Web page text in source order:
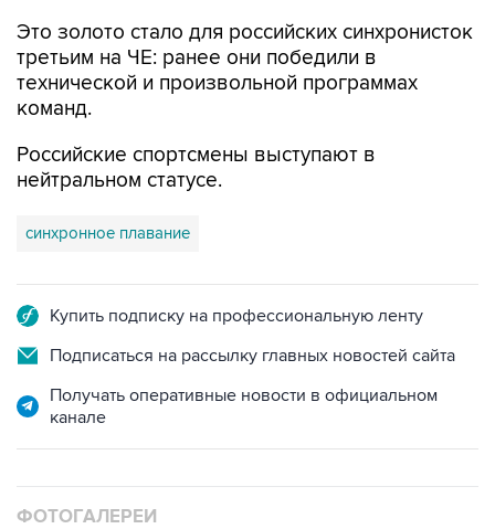
Это золото стало для российских синхронисток
третьим на ЧЕ: ранее они победили в
технической и произвольной программах
команд.
Российские спортсмены выступают в
нейтральном статусе.
синхронное плавание
Купить подписку на профессиональную ленту
Подписаться на рассылку главных новостей сайта
Получать оперативные новости в официальном
канале
ФОТОГАЛЕРЕИ